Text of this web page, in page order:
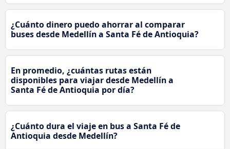
¿Cuánto dinero puedo ahorrar al comparar
buses desde Medellín a Santa Fé de Antioquia?
En promedio, ¿cuántas rutas están
disponibles para viajar desde Medellín a
Santa Fé de Antioquia por día?
¿Cuánto dura el viaje en bus a Santa Fé de
Antioquia desde Medellín?